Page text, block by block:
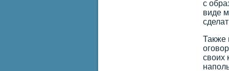
с
виде
Также
своих